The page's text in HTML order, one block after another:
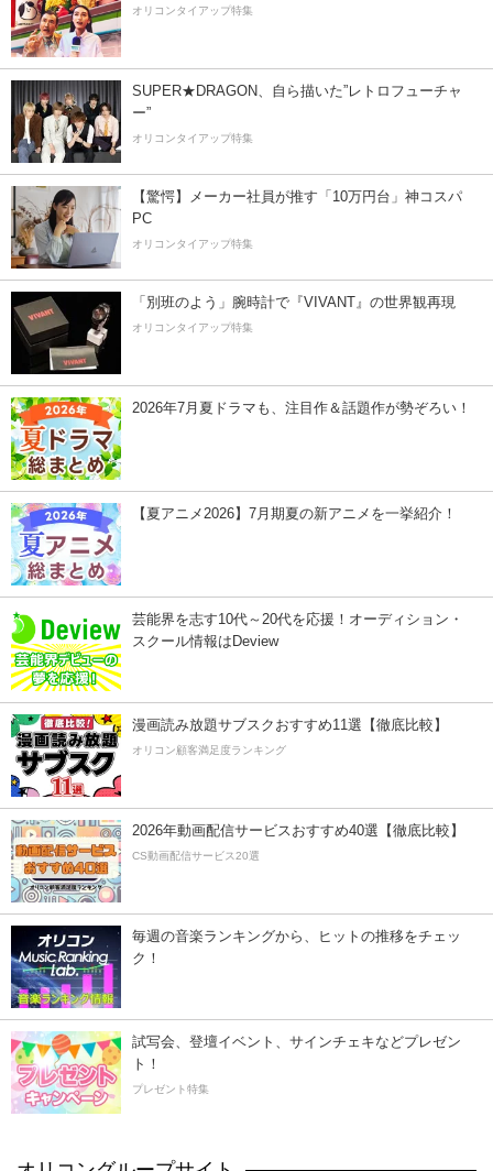
オリコンタイアップ特集
SUPER★DRAGON、自ら描いた”レトロフューチャ
ー”
オリコンタイアップ特集
【驚愕】メーカー社員が推す「10万円台」神コスパ
PC
オリコンタイアップ特集
「別班のよう」腕時計で『VIVANT』の世界観再現
オリコンタイアップ特集
2026年7月夏ドラマも、注目作＆話題作が勢ぞろい！
【夏アニメ2026】7月期夏の新アニメを一挙紹介！
芸能界を志す10代～20代を応援！オーディション・
スクール情報はDeview
漫画読み放題サブスクおすすめ11選【徹底比較】
オリコン顧客満足度ランキング
2026年動画配信サービスおすすめ40選【徹底比較】
CS動画配信サービス20選
毎週の音楽ランキングから、ヒットの推移をチェッ
ク！
試写会、登壇イベント、サインチェキなどプレゼン
ト！
プレゼント特集